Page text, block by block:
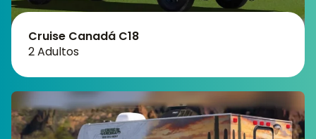
Cruise Canadá C18
2 Adultos